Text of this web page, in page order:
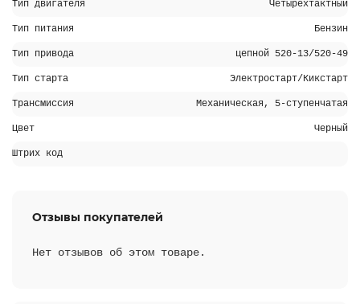
Тип двигателя Четырехтактный
Тип питания Бензин
Тип привода цепной 520-13/520-49
Тип старта Электростарт/Кикстарт
Трансмиссия Механическая, 5-ступенчатая
Цвет Черный
Штрих код
Отзывы покупателей
Нет отзывов об этом товаре.